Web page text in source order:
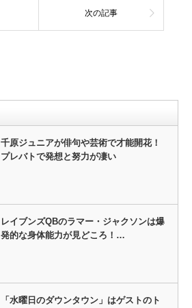
次の記事
千原ジュニアが俳句や芸術で才能開花！
プレバトで発想と努力が凄い
レイブンズQBのラマー・ジャクソンは爆
発的な身体能力が見どころ！…
「水曜日のダウンタウン」はゲストのト